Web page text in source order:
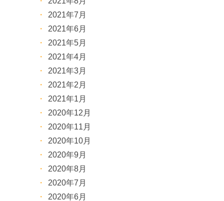
2021年7月
2021年6月
2021年5月
2021年4月
2021年3月
2021年2月
2021年1月
2020年12月
2020年11月
2020年10月
2020年9月
2020年8月
2020年7月
2020年6月